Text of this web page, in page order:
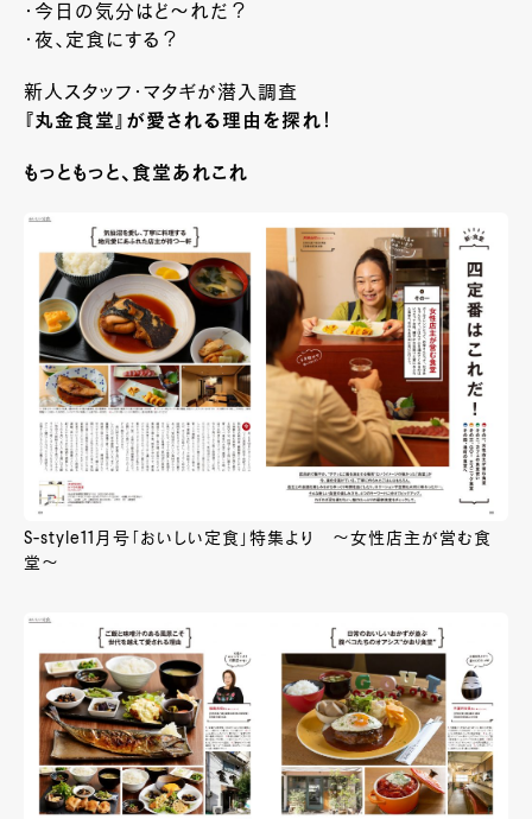
・今日の気分はど～れだ？
・夜、定食にする？
新人スタッフ・マタギが潜入調査
『丸金食堂』が愛される理由を探れ！
もっともっと、食堂あれこれ
S-style11月号「おいしい定食」特集より ～女性店主が営む食
堂～